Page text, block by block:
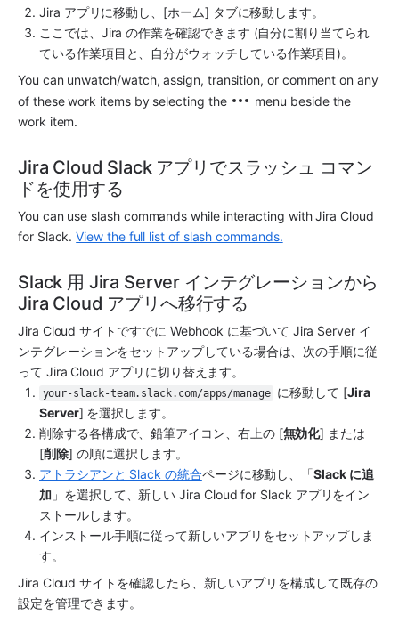
Jira アプリに移動し、[ホーム] タブに移動します。
ここでは、Jira の作業を確認できます (自分に割り当てられ
ている作業項目と、自分がウォッチしている作業項目)。
You can unwatch/watch, assign, transition, or comment on any
of these work items by selecting the
menu beside the
work item.
Jira Cloud Slack アプリでスラッシュ コマン
ドを使用する
You can use slash commands while interacting with Jira Cloud
for Slack. View the full list of slash commands.
Slack 用 Jira Server インテグレーションから
Jira Cloud アプリへ移行する
Jira Cloud サイトですでに Webhook に基づいて Jira Server イ
ンテグレーションをセットアップしている場合は、次の手順に従
って Jira Cloud アプリに切り替えます。
your-slack-team.slack.com/apps/manage に移動して [Jira
Server] を選択します。
削除する各構成で、鉛筆アイコン、右上の [無効化] または
[削除] の順に選択します。
アトラシアンと Slack の統合ページに移動し、「Slack に追
加 」を選択して、新しい Jira Cloud for Slack アプリをイン
ストールします。
インストール手順に従って新しいアプリをセットアップしま
す。
Jira Cloud サイトを確認したら、新しいアプリを構成して既存の
設定を管理できます。